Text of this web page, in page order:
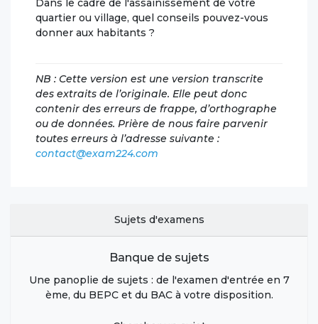
Dans le cadre de l'assainissement de votre
quartier ou village, quel conseils pouvez-vous
donner aux habitants ?
NB : Cette version est une version transcrite
des extraits de l’originale. Elle peut donc
contenir des erreurs de frappe, d’orthographe
ou de données. Prière de nous faire parvenir
toutes erreurs à l’adresse suivante :
contact@exam224.com
Sujets d'examens
Banque de sujets
Une panoplie de sujets : de l'examen d'entrée en 7
ème, du BEPC et du BAC à votre disposition.